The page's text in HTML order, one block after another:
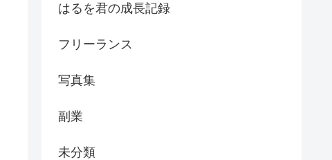
はるを君の成長記録
フリーランス
写真集
副業
未分類